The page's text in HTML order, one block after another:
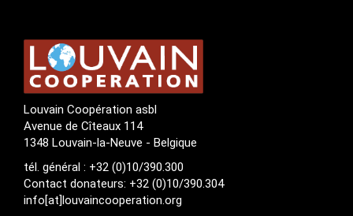
Louvain Coopération asbl
Avenue de Cîteaux 114
1348 Louvain-la-Neuve - Belgique
tél. général : +32 (0)10/390.300
Contact donateurs: +32 (0)10/390.304
info[at]louvaincooperation.org